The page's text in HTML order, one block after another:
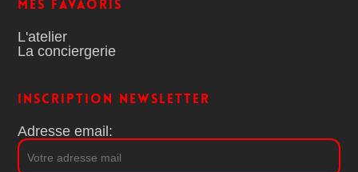
MES FAVAORIS
L'atelier
La conciergerie
Inscription Newsletter
Adresse email: